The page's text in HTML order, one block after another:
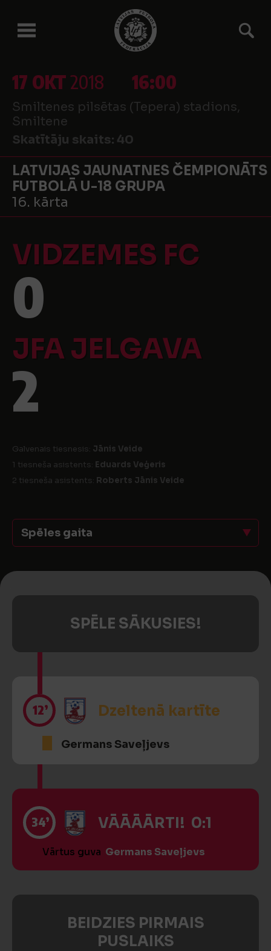
17 OKT2018 16:00
Smiltenes pilsētas (Tepera) stadions,
Smiltene
Skatītāju skaits: 40
LATVIJAS JAUNATNES ČEMPIONĀTS
FUTBOLĀ U-18 GRUPA
16. kārta
VIDZEMES FC
0
JFA JELGAVA
2
Galvenais tiesnesis: Jānis Veide
1 tiesneša asistents: Eduards Veģeris
2 tiesneša asistents: Roberts Jānis Veide
Spēles gaita
SPĒLE SĀKUSIES!
12’ Dzeltenā kartīte
Germans Saveļjevs
34’ VĀĀĀĀRTI! 0:1
Vārtus guva Germans Saveļjevs
BEIDZIES PIRMAIS
PUSLAIKS